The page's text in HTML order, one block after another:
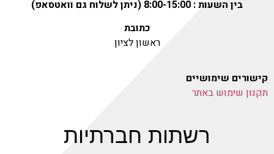
רשתות חברתיות
בין השעות : 8:00-15:00 (ניתן לשלוח גם וואטסאפ)
כתובת
ראשון לציון
קישורים שימושיים
תקנון שימוש באתר